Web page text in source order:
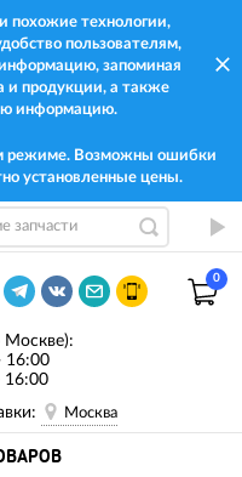
похожие технологии,
пользователям,
запоминая
и продукции, а также
информацию.
режиме. Возможны ошибки
установленные цены.
0
Москве):
16:00
16:00
Москва